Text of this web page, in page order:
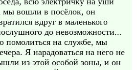
мы вошли в посёлок, он
вдруг в маленького
до невозможности...
помолиться на службе, мы
Я нарадоваться на него не
из этой особой зоны, и он